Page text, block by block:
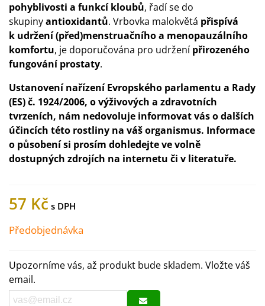
pohyblivosti a funkcí kloubů, řadí se do
skupinyantioxidantů. Vrbovka malokvětá přispívá
k udržení (před)menstruačního a menopauzálního
komfortu, je doporučována pro udrženípřirozeného
fungování prostaty.
Ustanovení nařízení Evropského parlamentu a Rady
(ES) č. 1924/2006, o výživových a zdravotních
tvrzeních, nám nedovoluje informovat vás o dalších
účincích této rostliny na váš organismus. Informace
o působení si prosím dohledejte ve volně
dostupných zdrojích na internetu či v literatuře.
57 Kč
Předobjednávka
Upozorníme vás, až produkt bude skladem. Vložte váš
email.